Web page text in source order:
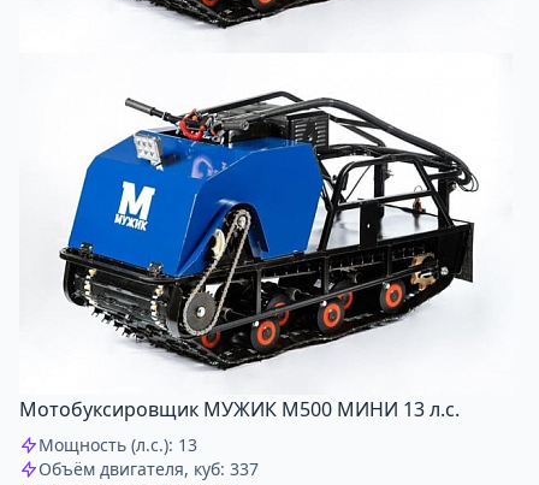
Мотобуксировщик МУЖИК М500 МИНИ 13 л.с.
Мощность (л.с.): 13
Объём двигателя, куб: 337